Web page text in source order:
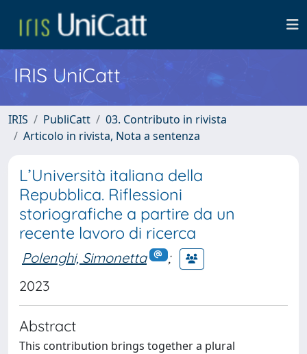
IRIS UniCatt
IRIS PubliCatt
03. Contributo in rivista
Articolo in rivista, Nota a sentenza
L’Università italiana della
Repubblica. Riflessioni
storiografiche a partire da un
recente lavoro di ricerca
Polenghi, Simonetta
;
2023
Abstract
This contribution brings together a plural